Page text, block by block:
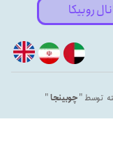
توسط "چوبینجا"
روبیکا